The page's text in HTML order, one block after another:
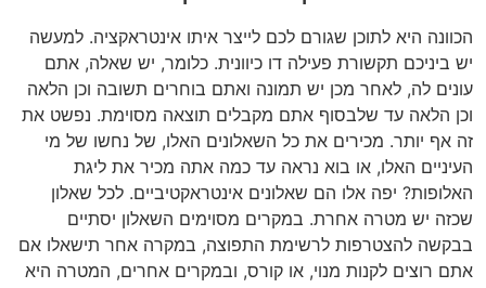
הכוונה היא לתוכן שגורם לכם לייצר איתו אינטראקציה. למעשה
יש ביניכם תקשורת פעילה דו כיוונית. כלומר, יש שאלה, אתם
עונים לה, לאחר מכן יש תמונה ואתם בוחרים תשובה וכן הלאה
וכן הלאה עד שלבסוף אתם מקבלים תוצאה מסוימת. נפשט את
זה אף יותר. מכירים את כל השאלונים האלו, של נחשו של מי
העיניים האלו, או בוא נראה עד כמה אתה מכיר את ליגת
האלופות? יפה אלו הם שאלונים אינטראקטיביים. לכל שאלון
שכזה יש מטרה אחרת. במקרים מסוימים השאלון יסתיים
בבקשה להצטרפות לרשימת התפוצה, במקרה אחר תישאלו אם
אתם רוצים לקנות מנוי, או קורס, ובמקרים אחרים, המטרה היא